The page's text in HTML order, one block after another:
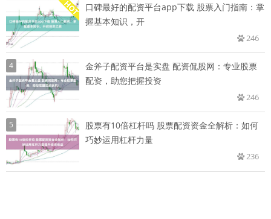
口碑最好的配资平台app下载 股票入门指南：掌
握基本知识，开
246
4
金斧子配资平台是实盘 配资侃股网：专业股票
配资，助您把握投资
246
5
股票有10倍杠杆吗 股票配资资金全解析：如何
巧妙运用杠杆力量
236